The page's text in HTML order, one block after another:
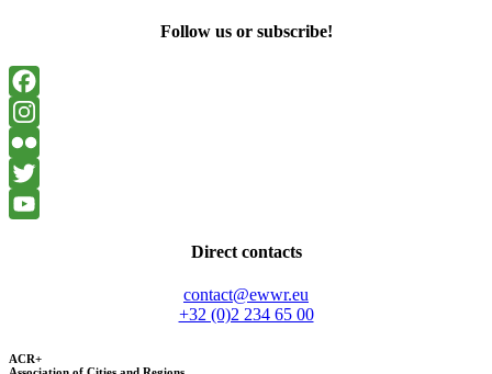
Follow us or subscribe!
Direct contacts
contact@ewwr.eu
+32 (0)2 234 65 00
ACR+